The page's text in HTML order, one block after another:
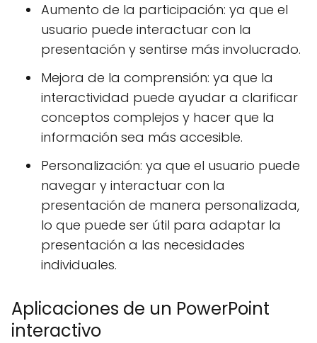
Aumento de la participación: ya que el
usuario puede interactuar con la
presentación y sentirse más involucrado.
Mejora de la comprensión: ya que la
interactividad puede ayudar a clarificar
conceptos complejos y hacer que la
información sea más accesible.
Personalización: ya que el usuario puede
navegar y interactuar con la
presentación de manera personalizada,
lo que puede ser útil para adaptar la
presentación a las necesidades
individuales.
Aplicaciones de un PowerPoint
interactivo